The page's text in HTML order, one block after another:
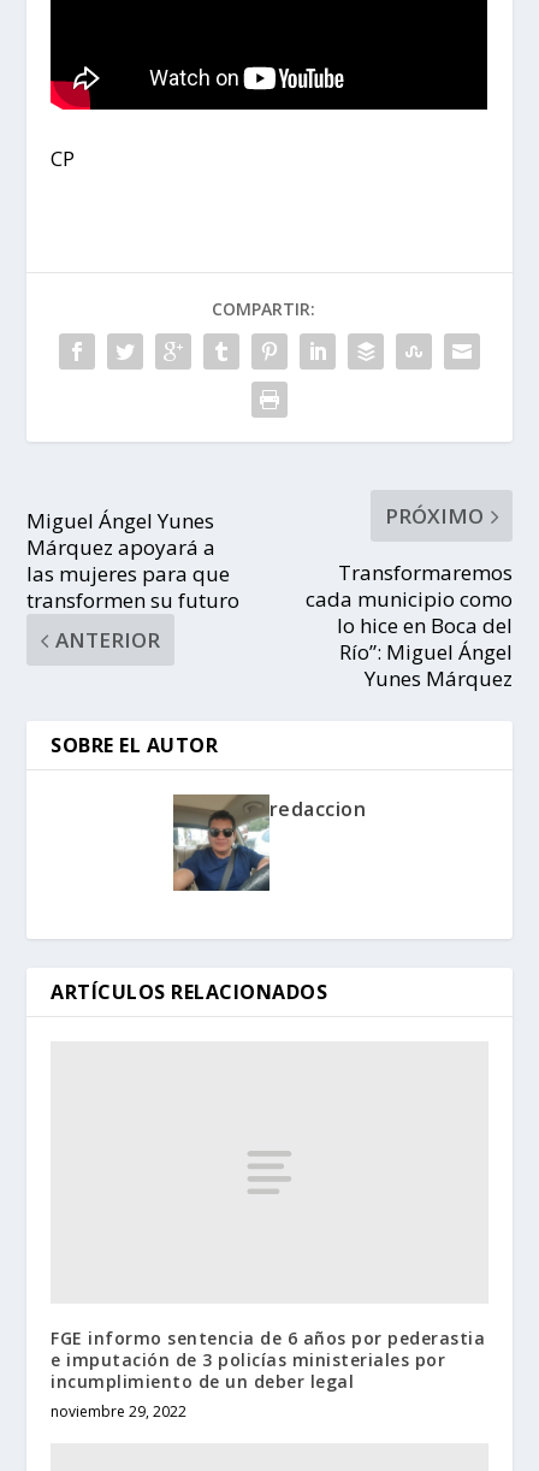
CP
COMPARTIR:
Miguel Ángel Yunes
Márquez apoyará a
las mujeres para que
transformen su futuro
ANTERIOR
PRÓXIMO
Transformaremos
cada municipio como
lo hice en Boca del
Río”: Miguel Ángel
Yunes Márquez
SOBRE EL AUTOR
redaccion
ARTÍCULOS RELACIONADOS
FGE informo sentencia de 6 años por pederastia
e imputación de 3 policías ministeriales por
incumplimiento de un deber legal
noviembre 29, 2022